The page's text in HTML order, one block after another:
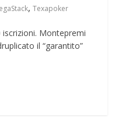
,Texapoker
iscrizioni. Montepremi
il “garantito”